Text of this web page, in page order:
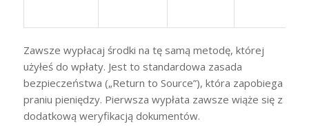
Zawsze wypłacaj środki na tę samą metodę, której
użyłeś do wpłaty. Jest to standardowa zasada
bezpieczeństwa („Return to Source”), która zapobiega
praniu pieniędzy. Pierwsza wypłata zawsze wiąże się z
dodatkową weryfikacją dokumentów.